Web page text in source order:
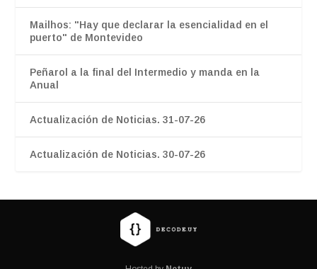
Mailhos: "Hay que declarar la esencialidad en el
puerto" de Montevideo
Peñarol a la final del Intermedio y manda en la
Anual
Actualización de Noticias. 31-07-26
Actualización de Noticias. 30-07-26